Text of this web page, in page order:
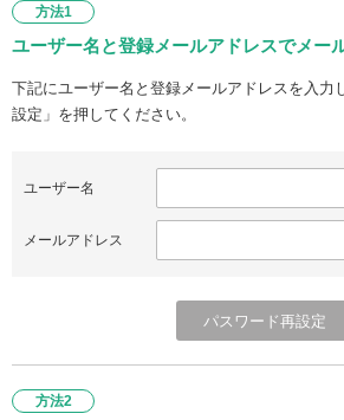
方法1
ユーザー名と登録メールアドレスでメー
下記にユーザー名と登録メールアドレスを入力
設定」を押してください。
ユーザー名
メールアドレス
方法2